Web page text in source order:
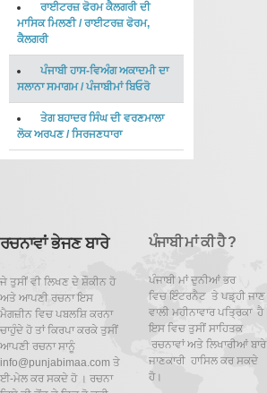
ਰਾਈਟਰਜ਼ ਫੋਰਮ ਕੈਲਗਰੀ ਦੀ
ਮਾਸਿਕ ਮਿਲਣੀ/ਰਾਈਟਰਜ਼ ਫੋਰਮ,
ਕੈਲਗਰੀ
ਪੰਜਾਬੀ ਹਾਸ-ਵਿਅੰਗ ਅਕਾਦਮੀ ਦਾ
ਸਲਾਨਾ ਸਮਾਗਮ/ ਪੰਜਾਬੀਮਾਂ ਬਿਓਰੋ
ਤੇਗ ਬਹਾਦਰ ਸਿੰਘ ਦੀ ਵਰਣਮਾਲਾ
ਲੋਕ ਅਰਪਣ/ਸਿਰਜਣਧਾਰਾ
ਰਚਨਾਵਾਂ ਭੇਜਣ ਬਾਰੇ
ਜੇ ਤੁਸੀਂ ਵੀ ਲਿਖਣ ਦੇ ਸ਼ੌਕੀਨ ਹੋ
ਅਤੇ ਆਪਣੀ ਰਚਨਾ ਇਸ
ਮੈਗਜ਼ੀਨ ਵਿਚ ਪਬਲਸ਼ਿ ਕਰਨਾ
ਚਾਹੁੰਦੇ ਹੋ ਤਾਂ ਕਿਰਪਾ ਕਰਕੇ ਤੁਸੀਂ
ਆਪਣੀ ਰਚਨਾ ਸਾਨੂੰ
info@punjabimaa.com ਤੇ
ਈ-ਮੇਲ ਕਰ ਸਕਦੇ ਹੋ । ਰਚਨਾ
ਪੰਜਾਬੀ ਮਾਂ ਕੀ ਹੈ ?
ਪੰਜਾਬੀ ਮਾਂ ਦੁਨੀਆਂ ਭਰ
ਵਿਚ ਇੰਟਰਨੈਟ ਤੇ ਪਡ਼੍ਹੀ ਜਾਣ
ਵਾਲੀ ਮਹੀਨਾਵਾਰ ਪਤ੍ਰਿਕਾ ਹੈ |
ਇਸ ਵਿਚ ਤੁਸੀਂ ਸਾਹਿਤਕ
ਰਚਨਾਵਾਂ ਅਤੇ ਲਿਖਾਰੀਆਂ ਬਾਰੇ
ਜਾਣਕਾਰੀ ਹਾਸਿਲ ਕਰ ਸਕਦੇ
ਹੋ।